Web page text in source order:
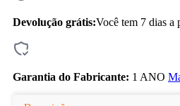
Devolução grátis:Você tem 7 dias a
Garantia do Fabricante: 1 ANO